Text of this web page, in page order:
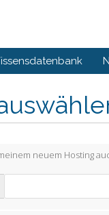
neuem Hosting